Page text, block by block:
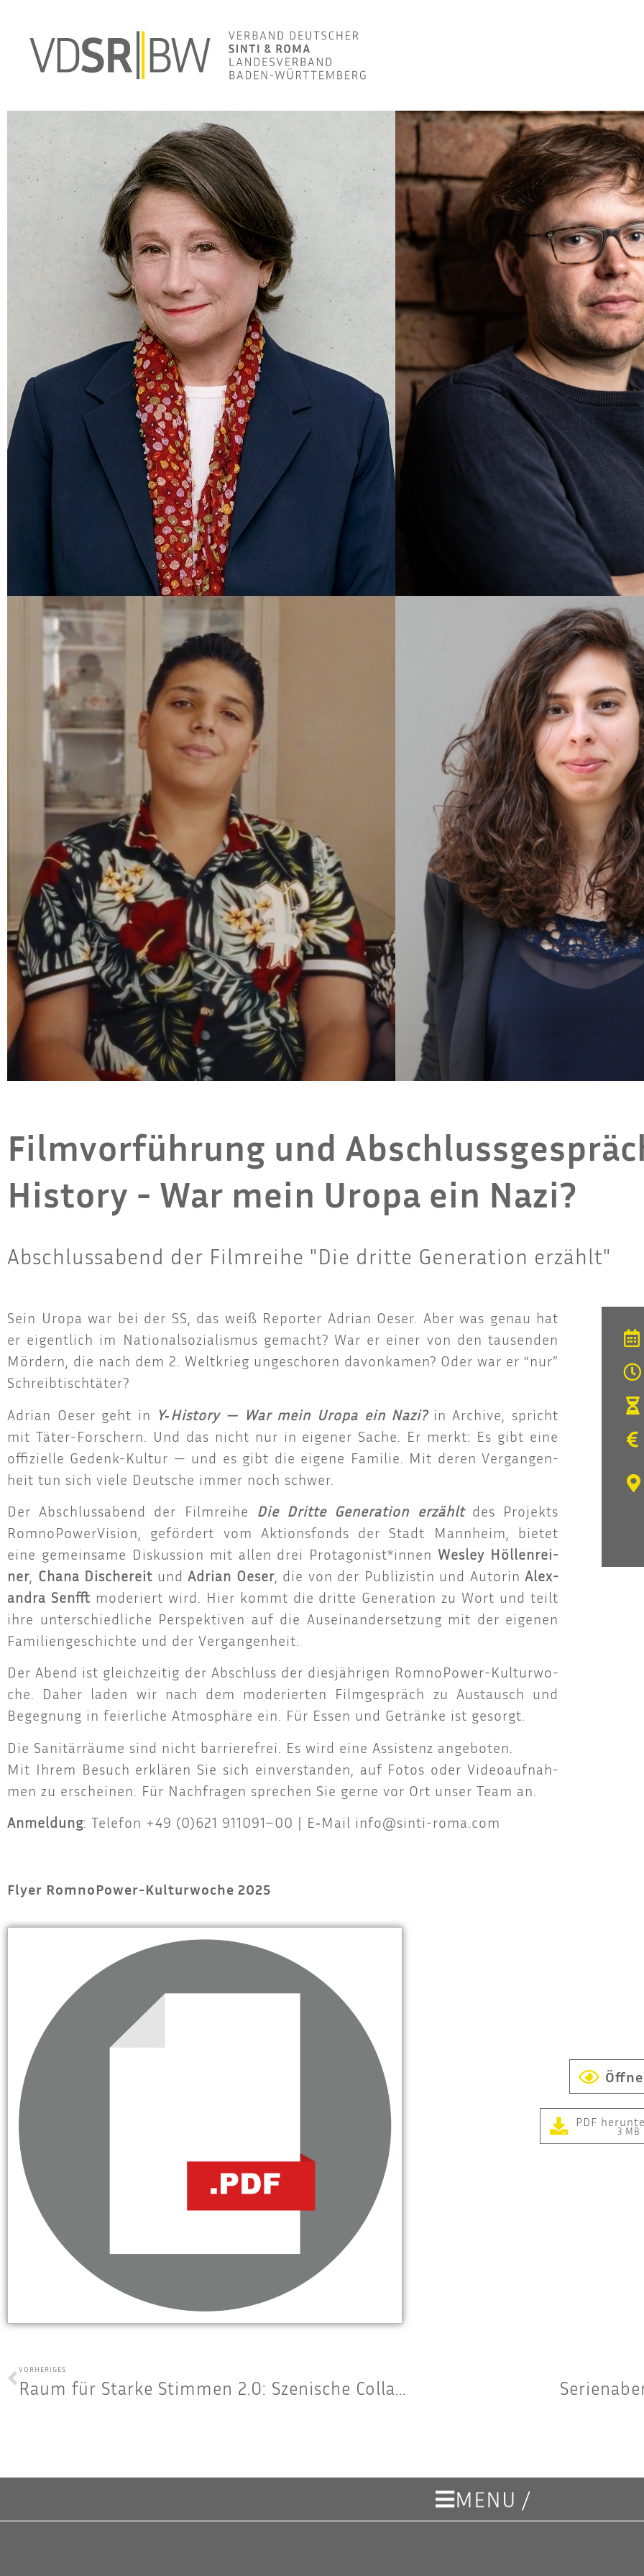
Filmvorführung und
History - War mein Uropa ein Nazi?
Abschlussabend der Filmreihe "Die dritte Generation erzählt"
Sein Uropa war bei der SS, das weiß Repor­ter Adri­an Oeser. Aber was genau hat
er eigent­lich im Natio­nal­so­zia­lis­mus gemacht? War er einer von den tau­sen­den
Mör­dern, die nach dem 2. Welt­krieg unge­scho­ren davon­ka­men? Oder war er “nur”
Schreibtischtäter?
Adri­an Oeser geht in Y‑History — War mein Uropa ein Nazi?in Archi­ve, spricht
mit Täter-For­schern. Und das nicht nur in eige­ner Sache. Er merkt: Es gibt eine
offi­zi­el­le Gedenk-Kul­tur — und es gibt die eige­ne Fami­lie. Mit deren Ver­gan­gen­
heit tun sich vie­le Deut­sche immer noch schwer.
Der Abschluss­abend der Film­rei­he Die Drit­te Gene­ra­ti­on erzähltdes Pro­jekts
Rom­no­Power­Vi­si­on, geför­dert vom Akti­ons­fonds der Stadt Mann­heim, bie­tet
eine gemein­sa­me Dis­kus­si­on mit allen drei Protagonist*innen Wes­ley Höl­len­rei­
ner Cha­na Dische­reit und Adri­an Oeser, die von der Publi­zis­tin und Autorin Alex­
an­dra Senfft mode­riert wird. Hier kommt die drit­te Gene­ra­ti­on zu Wort und teilt
ihre unter­schied­li­che Per­spek­ti­ven auf die Aus­ein­an­der­set­zung mit der eige­nen
Fami­li­en­ge­schich­te und der Vergangenheit.
Der Abend ist gleich­zei­tig der Abschluss der dies­jäh­ri­gen Rom­no­Power-Kul­tur­wo­
che. Daher laden wir nach dem mode­rier­ten Film­ge­spräch zu Aus­tausch und
Begeg­nung in fei­er­li­che Atmo­sphä­re ein. Für Essen und Geträn­ke ist gesorgt.
Die Sani­tär­räu­me sind nicht bar­rie­re­frei. Es wird eine Assis­tenz ange­bo­ten.
Mit Ihrem Besuch erklä­ren Sie sich ein­ver­stan­den, auf Fotos oder Video­auf­nah­
men zu erschei­nen. Für Nach­fra­gen spre­chen Sie ger­ne vor Ort unser Team an.
Anmel­dung: Tele­fon +49 (0)621 911091–00 | E‑Mail info@sinti-roma.com
Flyer RomnoPower-Kulturwoche 2025
PDF
3 MB
VORHERIGES
Raum für Star­ke Stim­men 2.0: Sze­ni­sche Collage
MENU /